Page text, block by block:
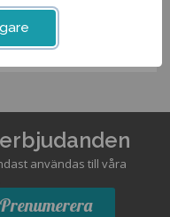
användas till våra
Prenumerera